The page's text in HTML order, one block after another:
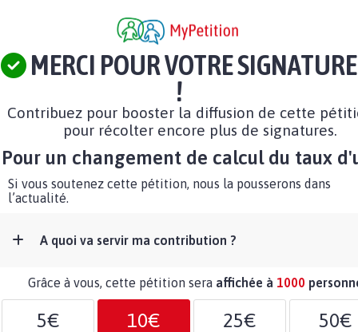
MERCI POUR VOTRE SIGNATURE
!
Contribuez pour booster la diffusion de cette
pour récolter encore plus de signatures.
Pour un changement de calcul du taux
Si vous soutenez cette pétition, nous la pousserons dans
l’actualité.
A quoi va servir ma contribution ?
Grâce à vous, cette pétition sera affichée à 1000
5€ 10€ 25€ 50€